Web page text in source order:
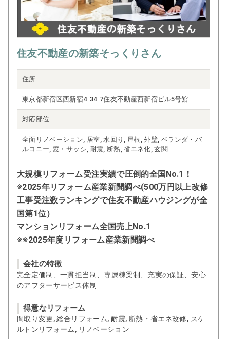
住友不動産の新築そっくりさん
住所
東京都新宿区西新宿4₋34₋7住友不動産西新宿ビル5号館
対応部位
全面リノベーション, 居室, 水回り, 屋根, 外壁, ベランダ・バ
ルコニー, 窓・サッシ, 耐震, 断熱, 省エネ化, 玄関
大規模リフォーム受注実績で圧倒的全国No.1！
※2025年リフォーム産業新聞調べ(500万円以上改修
工事受注数ランキングで住友不動産ハウジングが全
国第1位）
マンションリフォーム全国売上No.1
※※2025年度リフォーム産業新聞調べ
会社の特徴
完全定価制、一貫担当制、専属棟梁制、充実の保証、安心
のアフターサービス体制
得意なリフォーム
間取り変更, 総合リフォーム, 耐震, 断熱・省エネ改修, スケ
ルトンリフォーム, リノベーション